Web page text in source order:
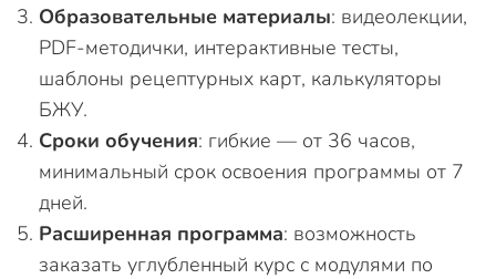
Образовательные материалы: видеолекции,
PDF-методички, интерактивные тесты,
шаблоны рецептурных карт, калькуляторы
БЖУ.
Сроки обучения: гибкие — от 36 часов,
минимальный срок освоения программы от 7
дней.
Расширенная программа: возможность
заказать углубленный курс с модулями по